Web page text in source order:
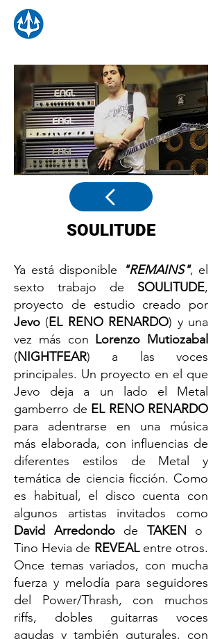
SOULITUDE
Ya está disponible "REMAINS", el
sexto trabajo de SOULITUDE,
proyecto de estudio creado por
Jevo (EL RENO RENARDO) y una
vez más con Lorenzo Mutiozabal
(NIGHTFEAR) a las voces
principales. Un proyecto en el que
Jevo deja a un lado el Metal
gamberro de EL RENO RENARDO
para adentrarse en una música
más elaborada, con influencias de
diferentes estilos de Metal y
temática de ciencia ficción. Como
es habitual, el disco cuenta con
algunos artistas invitados como
David Arredondode TAKEN o
Tino Hevia de REVEALentre otros.
Once temas variados, con mucha
fuerza y melodía para seguidores
del Power/Thrash, con muchos
riffs, dobles guitarras voces
agudas y también guturales, con